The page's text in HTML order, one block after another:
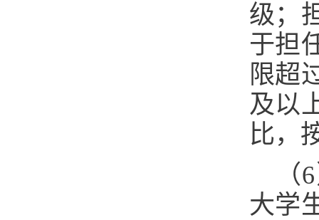
级；
于担
限超
及以
比，
大学